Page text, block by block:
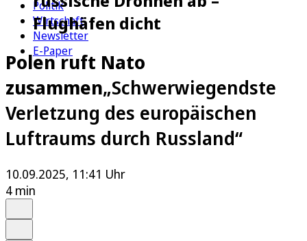
Politik
Wirtschaft
Newsletter
E-Paper
Flughäfen dicht
Polen ruft Nato
zusammen„Schwerwiegendste
Verletzung des europäischen
Luftraums durch Russland“
10.09.2025, 11:41 Uhr
4 min